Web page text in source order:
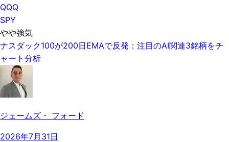
QQQ
SPY
やや強気
ナスダック100が200日EMAで反発：注目のAI関連3銘柄をチ
ャート分析
ジェームズ・ フォード
2026年7月31日